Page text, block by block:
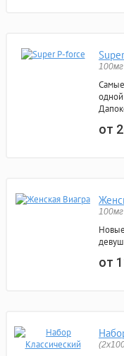
от
100мг
от